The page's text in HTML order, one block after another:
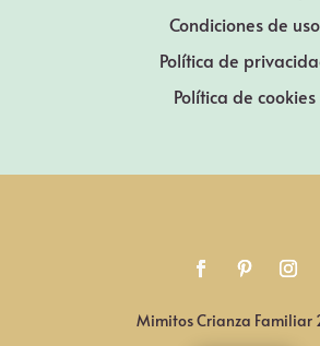
Condiciones de uso
Política de
Política de cookies
Mimitos Crianza Familiar